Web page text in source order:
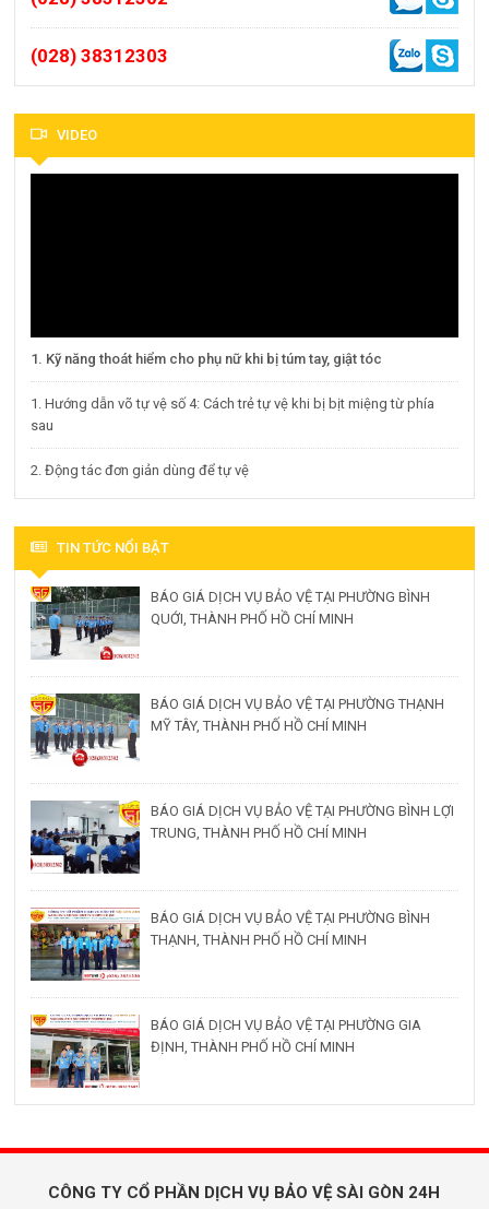
(028) 38312303
VIDEO
1. Kỹ năng thoát hiểm cho phụ nữ khi bị túm tay, giật tóc
1. Hướng dẫn võ tự vệ số 4: Cách trẻ tự vệ khi bị bịt miệng từ phía
sau
2. Động tác đơn giản dùng để tự vệ
TIN TỨC NỔI BẬT
BÁO GIÁ DỊCH VỤ BẢO VỆ TẠI PHƯỜNG BÌNH
QUỚI, THÀNH PHỐ HỒ CHÍ MINH
BÁO GIÁ DỊCH VỤ BẢO VỆ TẠI PHƯỜNG THẠNH
MỸ TÂY, THÀNH PHỐ HỒ CHÍ MINH
BÁO GIÁ DỊCH VỤ BẢO VỆ TẠI PHƯỜNG BÌNH LỢI
TRUNG, THÀNH PHỐ HỒ CHÍ MINH
BÁO GIÁ DỊCH VỤ BẢO VỆ TẠI PHƯỜNG BÌNH
THẠNH, THÀNH PHỐ HỒ CHÍ MINH
BÁO GIÁ DỊCH VỤ BẢO VỆ TẠI PHƯỜNG GIA
ĐỊNH, THÀNH PHỐ HỒ CHÍ MINH
CÔNG TY CỔ PHẦN DỊCH VỤ BẢO VỆ SÀI GÒN 24H